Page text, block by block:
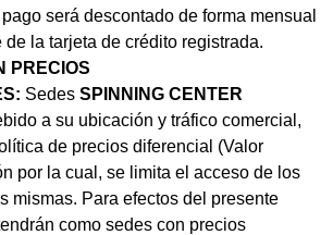
será descontado de forma mensual
de la tarjeta de crédito registrada.
PRECIOS
Sedes SPINNING CENTER
a su ubicación y tráfico comercial,
de precios diferencial (Valor
por la cual, se limita el acceso de los
mismas. Para efectos del presente
como sedes con precios